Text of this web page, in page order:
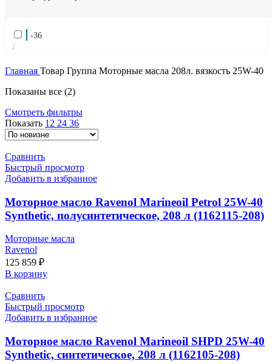
-36
2
Главная Товар Группа Моторные масла 208л. вязкость 25W-40
Показаны все (2)Сортировка:
недавние
Смотреть фильтры
Показать 12 24 36
Сравнить
Быстрый просмотр
Добавить в избранное
Моторное масло Ravenol Marineoil Petrol 25W-40
Synthetic, полусинтетическое, 208 л (1162115-208)
Моторные масла
Ravenol
125 859 ₽
В корзину
Сравнить
Быстрый просмотр
Добавить в избранное
Моторное масло Ravenol Marineoil SHPD 25W-40
Synthetic, синтетическое, 208 л (1162105-208)